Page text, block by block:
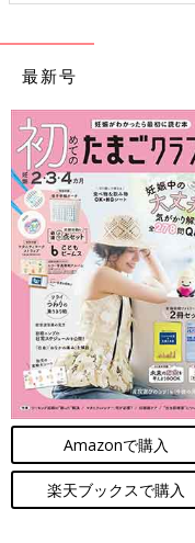
最新号
Amazonで購入
楽天ブックスで購入